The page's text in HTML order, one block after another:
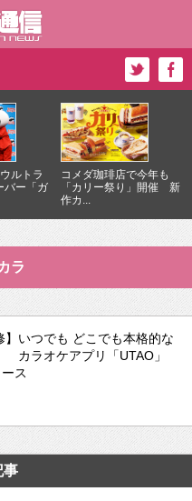
ルトラ
バー「ガ
コメダ珈琲店で今年も
「カリー祭り」開催 新
作カ...
ラ
】いつでも どこでも本格的な
カラオケアプリ「UTAO」
ス
事